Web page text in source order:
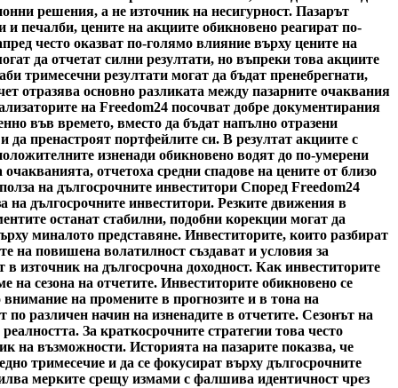
решения, а не източник на несигурност. Пазарът
печалби, цените на акциите обикновено реагират по-
често оказват по-голямо влияние върху цените на
да отчетат силни резултати, но въпреки това акциите
тримесечни резултати могат да бъдат пренебрегнати,
отразява основно разликата между пазарните очаквания
на Freedom24 посочват добре документирания
във времето, вместо да бъдат напълно отразени
да пренастроят портфейлите си. В резултат акциите с
изненади обикновено водят до по-умерени
отчетоха средни спадове на цените от близо
на дългосрочните инвеститори Според Freedom24
на дългосрочните инвеститори. Резките движения в
останат стабилни, подобни корекции могат да
миналото представяне. Инвеститорите, които разбират
на повишена волатилност създават и условия за
източник на дългосрочна доходност. Как инвеститорите
на сезона на отчетите. Инвеститорите обикновено се
на промените в прогнозите и в тона на
различен начин на изненадите в отчетите. Сезонът на
За краткосрочните стратегии това често
на възможности. Историята на пазарите показва, че
тримесечие и да се фокусират върху дългосрочните
мерките срещу измами с фалшива идентичност чрез